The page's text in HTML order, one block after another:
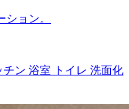
ョン。
チン 浴室 トイレ 洗面化